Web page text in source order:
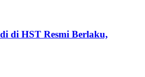
di HST Resmi Berlaku,